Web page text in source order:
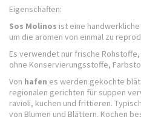
Eigenschaften:
Sos Molinos ist eine
um die aromen von einmal zu
Es verwendet nur frische
ohne Konservierungsstoffe,
Von hafen es werden gekochte
regionalen gerichten für suppen
ravioli, kuchen und frittieren.
von Blumen und Blättern. Kochen